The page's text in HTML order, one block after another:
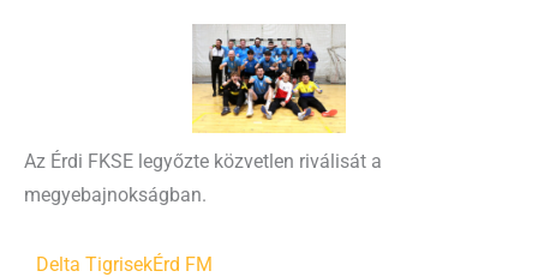
Az Érdi FKSE legyőzte közvetlen riválisát a
megyebajnokságban.
Delta TigrisekÉrd FM